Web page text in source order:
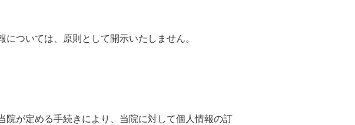
ついては、原則として開示いたしません。
が定める手続きにより、当院に対して個人情報の訂